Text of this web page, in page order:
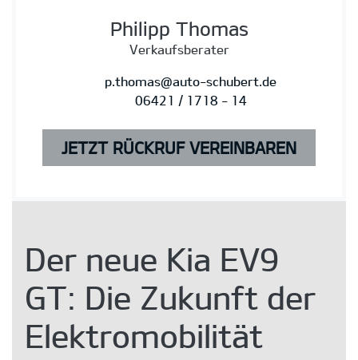
Philipp Thomas
Verkaufsberater
p.thomas@auto-schubert.de
06421 / 1718 - 14
JETZT RÜCKRUF VEREINBAREN
Der neue Kia EV9
GT: Die Zukunft der
Elektromobilität